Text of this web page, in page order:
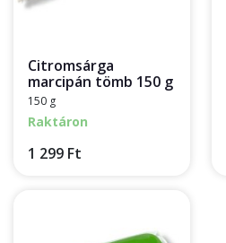
Citromsárga
marcipán tömb 150 g
150 g
Raktáron
1 299 Ft